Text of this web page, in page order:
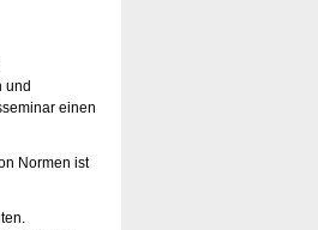
und
einen
Normen ist